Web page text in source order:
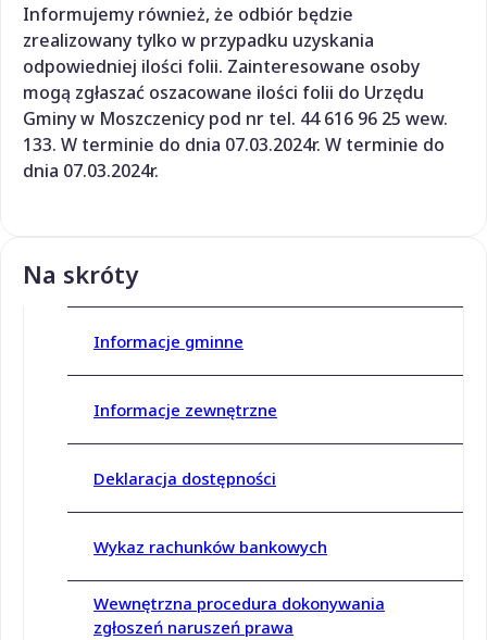
Informujemy również, że odbiór będzie
zrealizowany tylko w przypadku uzyskania
odpowiedniej ilości folii. Zainteresowane osoby
mogą ​zgłaszać oszacowane ilości folii do Urzędu
Gminy w Moszczenicy pod nr tel. 44 616 96 25 wew.
133. W terminie do dnia 07.03.2024r. W terminie do
dnia 07.03.2024r.
Na skróty
Informacje gminne
Informacje zewnętrzne
Deklaracja dostępności
Wykaz rachunków bankowych
Wewnętrzna procedura dokonywania
zgłoszeń naruszeń prawa